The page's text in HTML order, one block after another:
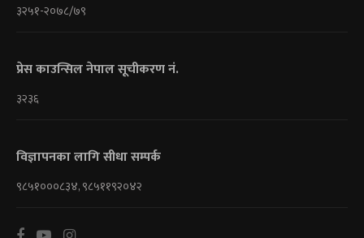
३२५१-२०७८/७९
प्रेस काउन्सिल नेपाल सूचीकरण नं.
३२३६
विज्ञापनका लागि सीधा सम्पर्क
९८५१०००८३४, ९८५११९२०४२